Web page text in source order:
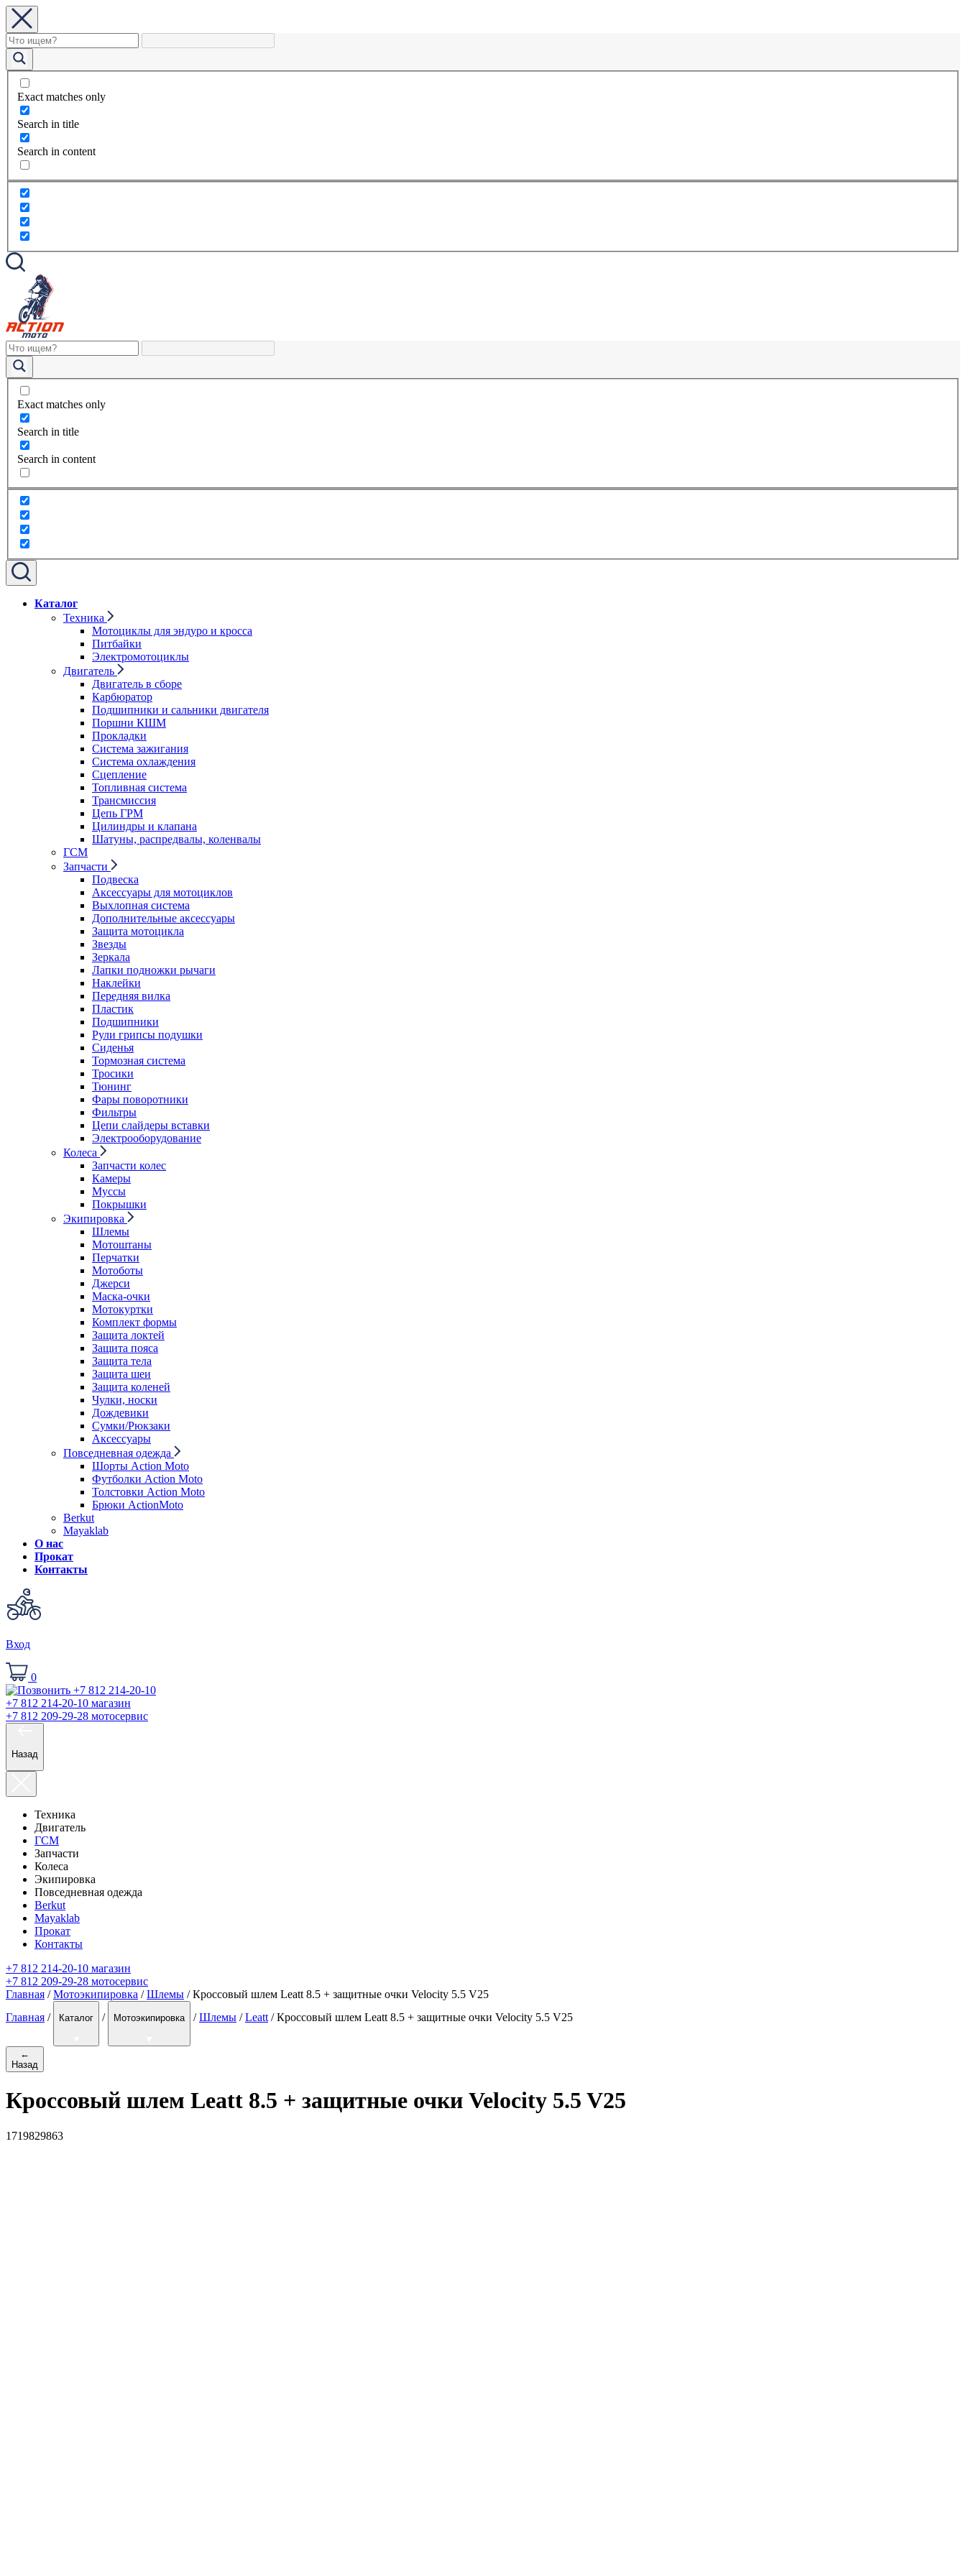
Exact matches only
Search in title
Search in content
Exact matches only
Search in title
Search in content
Каталог
Техника
Мотоциклы для эндуро и кросса
Питбайки
Электромотоциклы
Двигатель
Двигатель в сборе
Карбюратор
Подшипники и сальники двигателя
Поршни КШМ
Прокладки
Система зажигания
Система охлаждения
Сцепление
Топливная система
Трансмиссия
Цепь ГРМ
Цилиндры и клапана
Шатуны, распредвалы, коленвалы
ГСМ
Запчасти
Подвеска
Аксессуары для мотоциклов
Выхлопная система
Дополнительные аксессуары
Защита мотоцикла
Звезды
Зеркала
Лапки подножки рычаги
Наклейки
Передняя вилка
Пластик
Подшипники
Рули грипсы подушки
Сиденья
Тормозная система
Тросики
Тюнинг
Фары поворотники
Фильтры
Цепи слайдеры вставки
Электрооборудование
Колеса
Запчасти колес
Камеры
Муссы
Покрышки
Экипировка
Шлемы
Мотоштаны
Перчатки
Мотоботы
Джерси
Маска-очки
Мотокуртки
Комплект формы
Защита локтей
Защита пояса
Защита тела
Защита шеи
Защита коленей
Чулки, носки
Дождевики
Сумки/Рюкзаки
Аксессуары
Повседневная одежда
Шорты Action Moto
Футболки Action Moto
Толстовки Action Moto
Брюки ActionMoto
Berkut
Mayaklab
О нас
Прокат
Контакты
Вход
0
+7 812 214-20-10 магазин
+7 812 209-29-28 мотосервис
Назад
Техника
Двигатель
ГСМ
Запчасти
Колеса
Экипировка
Повседневная одежда
Berkut
Mayaklab
Прокат
Контакты
+7 812 214-20-10 магазин
+7 812 209-29-28 мотосервис
Главная /Мотоэкипировка /Шлемы / Кроссовый шлем Leatt 8.5 + защитные очки Velocity 5.5 V25
Главная / Каталог / Мотоэкипировка / Шлемы / Leatt / Кроссовый шлем Leatt 8.5 + защитные очки Velocity 5.5 V25
←
Назад
Кроссовый шлем Leatt 8.5 + защитные очки Velocity 5.5 V25
1719829863